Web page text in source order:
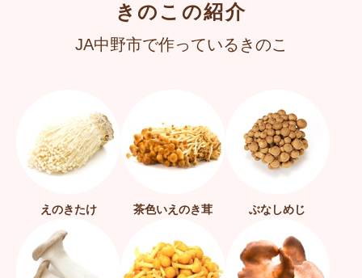
きのこの紹介
JA中野市で作っているきのこ
えのきたけ 茶色いえのき茸 ぶなしめじ